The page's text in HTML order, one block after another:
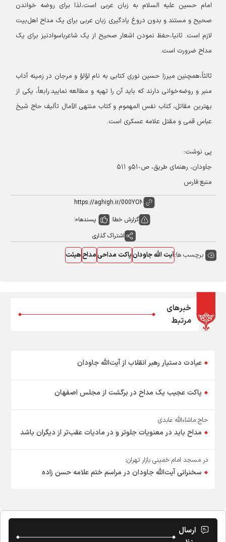
امام حسین علیه السلام به زبان عربی است،لذا برای روضه خواندن
صحیح و مستند و بدون دروغ یادگیری زبان عربی برای یک مداح اهل‌بیت
لازم است.ثانیا،حفظ نمودن اشعار صحیح از یک شاعرباسوادنیز برای یک
مداح ضرورت است.
ثالثاً،همچنین میرزا حسین نوری کتابی به نام لؤلؤ و مرجان در زمینه آداب
منبر و روضه‌خوانی دارند که باید آن را تهیه و مطالعه نمایید.رابعاً، یکی از
بهترین مقاتل، کتاب نفس المهموم و کتاب منتهی الآمال تألیف حاج شیخ
عباس قمی و مقتل علامه عسکری است.
پی نوشت:
جاودان، رهنمای طریق، ص۵۱٠و ۵۱۱
منبع:فارس
گزارش خطا پسندها0
اشتراک گذاری
برچسب ها:آیت الله جاودانپاکت مداحیمداحهیئت
خبرهای
مرتبط
عیادت دستیار رهبر انقلاب از آیت‌الله جاودان
پاکت عجیب یک مداح در برگشت از مجلس اصفهان
حاج ماشاءالله عابدی
مداح باید در معنویات جلوتر و در مادیات عقب‌تر از دیگران باشد
در مسجد امام خمینی بازار تهران:
سخنرانی آیت‌الله جاودان در مراسم ختم علامه حسن زاده
ارسال